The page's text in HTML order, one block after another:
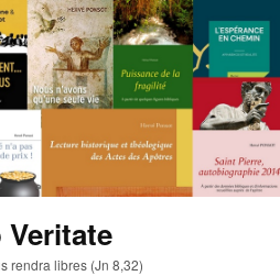
Veritate
rendra libres (Jn 8,32)